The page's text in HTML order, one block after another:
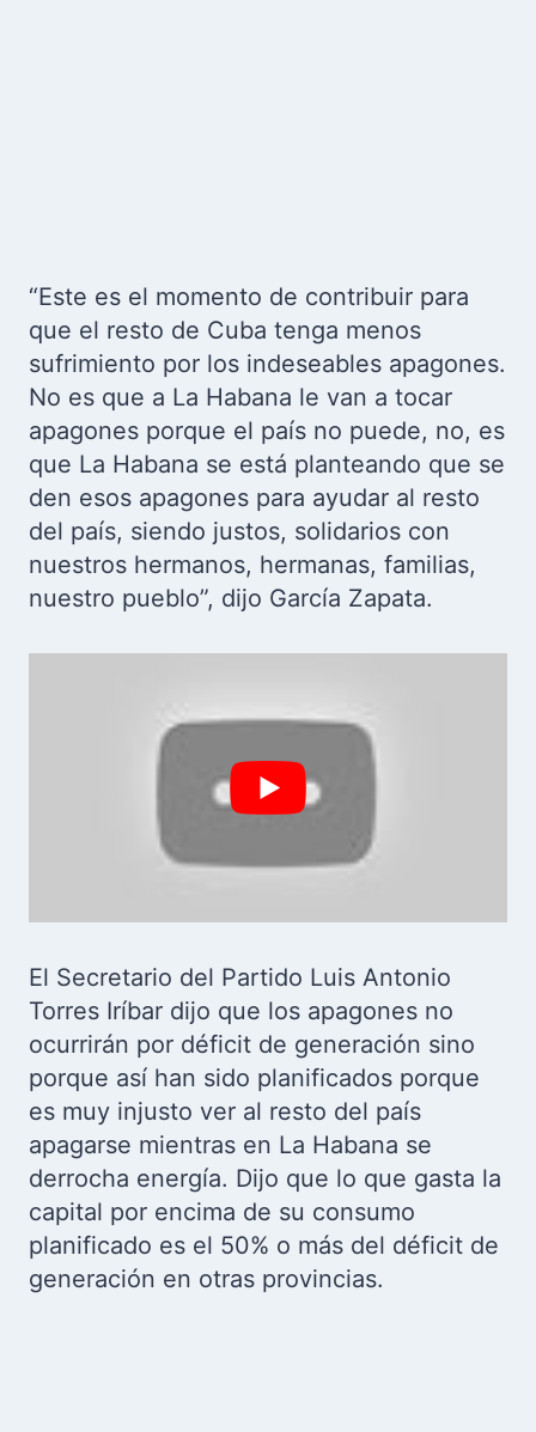
“Este es el momento de contribuir para
que el resto de Cuba tenga menos
sufrimiento por los indeseables apagones.
No es que a La Habana le van a tocar
apagones porque el país no puede, no, es
que La Habana se está planteando que se
den esos apagones para ayudar al resto
del país, siendo justos, solidarios con
nuestros hermanos, hermanas, familias,
nuestro pueblo”, dijo García Zapata.
El Secretario del Partido Luis Antonio
Torres Iríbar dijo que los apagones no
ocurrirán por déficit de generación sino
porque así han sido planificados porque
es muy injusto ver al resto del país
apagarse mientras en La Habana se
derrocha energía. Dijo que lo que gasta la
capital por encima de su consumo
planificado es el 50% o más del déficit de
generación en otras provincias.